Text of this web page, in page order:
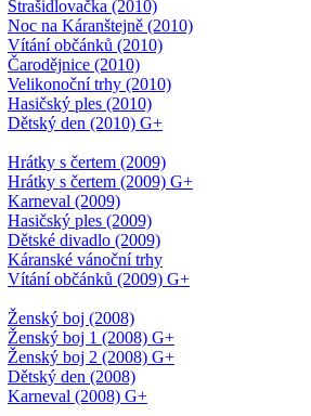
Strašidlovačka (2010)
Noc na Káranštejně (2010)
Vítání občánků (2010)
Čarodějnice (2010)
Velikonoční trhy (2010)
Hasičský ples (2010)
Dětský den (2010) G+
Hrátky s čertem (2009)
Hrátky s čertem (2009) G+
Karneval (2009)
Hasičský ples (2009)
Dětské divadlo (2009)
Káranské vánoční trhy
Vítání občánků (2009) G+
Ženský boj (2008)
Ženský boj 1 (2008) G+
Ženský boj 2 (2008) G+
Dětský den (2008)
Karneval (2008) G+